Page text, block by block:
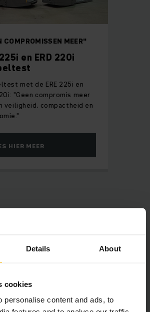
Details About
cookies
personalise content and ads, to
COMPROMISSEN MEER"
en ERD 220i
met de ERE 225i en
"Geen compromis meer
veiligheid, compactheid en
HIER MEER